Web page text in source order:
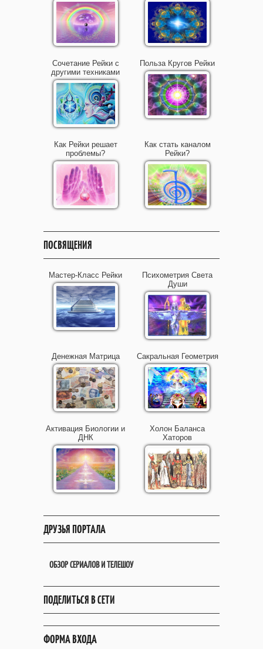
Сочетание Рейки с
другими техниками
Польза Кругов Рейки
Как Рейки решает
проблемы?
Как стать каналом
Рейки?
ПОСВЯЩЕНИЯ
Мастер-Класс Рейки
Психометрия Света
Души
Денежная Матрица Сакральная Геометрия
Активация Биологии и
ДНК
Холон Баланса
Хаторов
ДРУЗЬЯ ПОРТАЛА
ОБЗОР СЕРИАЛОВ И ТЕЛЕШОУ
ПОДЕЛИТЬСЯ В СЕТИ
ФОРМА ВХОДА